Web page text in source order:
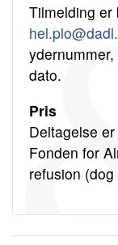
Tilmelding er
dato.
Pris
Deltagelse
Fonden for
refusion